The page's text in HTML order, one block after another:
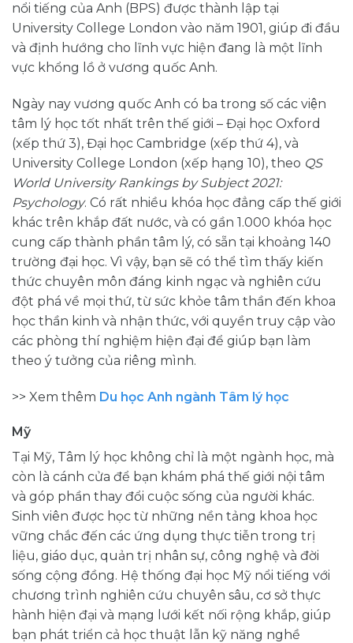
nổi tiếng của Anh (BPS) được thành lập tại
University College London vào năm 1901, giúp đi đầu
và định hướng cho lĩnh vực hiện đang là một lĩnh
vực khổng lồ ở vương quốc Anh.
Ngày nay vương quốc Anh có ba trong số các viện
tâm lý học tốt nhất trên thế giới – Đại học Oxford
(xếp thứ 3), Đại học Cambridge (xếp thứ 4), và
University College London (xếp hạng 10), theo QS
World University Rankings by Subject 2021:
Psychology. Có rất nhiều khóa học đẳng cấp thế giới
khác trên khắp đất nước, và có gần 1.000 khóa học
cung cấp thành phần tâm lý, có sẵn tại khoảng 140
trường đại học. Vì vậy, bạn sẽ có thể tìm thấy kiến ​​
thức chuyên môn đáng kinh ngạc và nghiên cứu
đột phá về mọi thứ, từ sức khỏe tâm thần đến khoa
học thần kinh và nhận thức, với quyền truy cập vào
các phòng thí nghiệm hiện đại để giúp bạn làm
theo ý tưởng của riêng mình.
>> Xem thêm Du học Anh ngành Tâm lý học
Mỹ
Tại Mỹ, Tâm lý học không chỉ là một ngành học, mà
còn là cánh cửa để bạn khám phá thế giới nội tâm
và góp phần thay đổi cuộc sống của người khác.
Sinh viên được học từ những nền tảng khoa học
vững chắc đến các ứng dụng thực tiễn trong trị
liệu, giáo dục, quản trị nhân sự, công nghệ và đời
sống cộng đồng. Hệ thống đại học Mỹ nổi tiếng với
chương trình nghiên cứu chuyên sâu, cơ sở thực
hành hiện đại và mạng lưới kết nối rộng khắp, giúp
bạn phát triển cả học thuật lẫn kỹ năng nghề